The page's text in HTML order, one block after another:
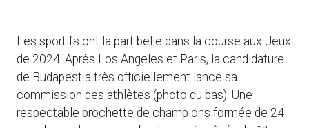
Les sportifs ont la part belle dans la course aux Jeux
de 2024. Après Los Angeles et Paris, la candidature
de Budapest a très officiellement lancé sa
commission des athlètes (photo du bas). Une
respectable brochette de champions formée de 24